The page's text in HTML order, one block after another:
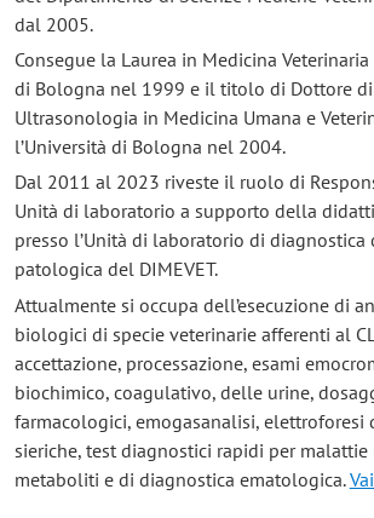
dal 2005.
Consegue la Laurea in Medicina Veterinaria
di Bologna nel 1999 e il titolo di Dottore di
Ultrasonologia in Medicina Umana e
l’Università di Bologna nel 2004.
Dal 2011 al 2023 riveste il ruolo di
Unità di laboratorio a supporto della
presso l’Unità di laboratorio di diagnostica
patologica del DIMEVET.
Attualmente si occupa dell’esecuzione di
biologici di specie veterinarie afferenti al
accettazione, processazione, esami
biochimico, coagulativo, delle urine,
farmacologici, emogasanalisi, elettroforesi
sieriche, test diagnostici rapidi per
metaboliti e di diagnostica ematologica.